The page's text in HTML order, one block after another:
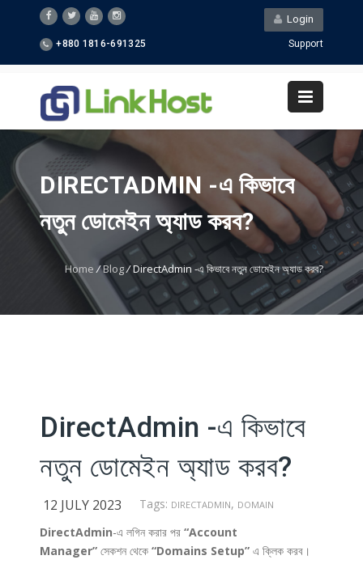
Login
+880 1816-691325 Support
DIRECTADMIN -এ কিভাবে
নতুন ডোমেইন অ্যাড করব?
Home /Blog/DirectAdmin -এ কিভাবে নতুন ডোমেইন অ্যাড করব?
DirectAdmin -এ কিভাবে
নতুন ডোমেইন অ্যাড করব?
12 JULY 2023 Tags: DIRECTADMIN, DOMAIN
DirectAdmin-এ লগিন করার পর “Account
Manager” সেকশন থেকে “Domains Setup” এ ক্লিক করব।